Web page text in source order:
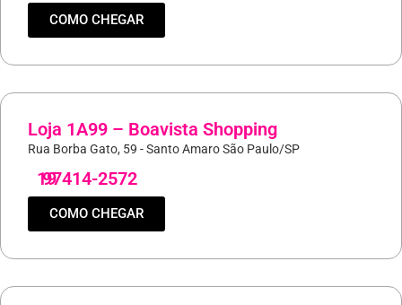
COMO CHEGAR
Loja 1A99 – Boavista Shopping
Rua Borba Gato, 59 - Santo Amaro São Paulo/SP
19
97414-2572
COMO CHEGAR